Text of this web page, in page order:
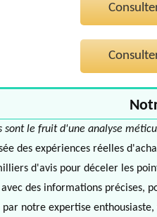
sont le fruit d'une analyse
des expériences réelles
d'avis pour déceler les
des informations précises,
par notre expertise